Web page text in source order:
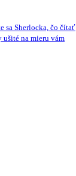
sa Sherlocka, čo čítať
na mieru vám